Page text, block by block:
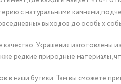
с натуральными камнями,
выходов до особых
Украшения изготовлены
редкие природные материалы,
в наши бутики. Там вы сможете